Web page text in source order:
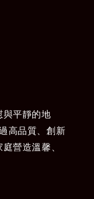
平靜的地
高品質、創新
營造溫馨、